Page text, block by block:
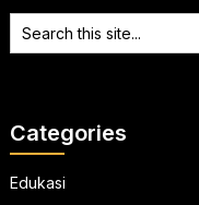
Categories
Edukasi